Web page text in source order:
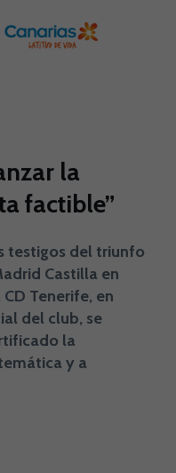
la
factible”
testigos del triunfo
Castilla en
Tenerife, en
del club, se
la
y a